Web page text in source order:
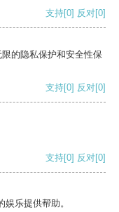
支持[0] 反对[0]
的隐私保护和安全性保
支持[0] 反对[0]
支持[0] 反对[0]
乐提供帮助。